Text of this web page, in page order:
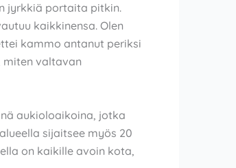
jyrkkiä portaita pitkin.
kaikkinensa. Olen
kammo antanut periksi
miten valtavan
aukioloaikoina, jotka
sijaitsee myös 20
on kaikille avoin kota,